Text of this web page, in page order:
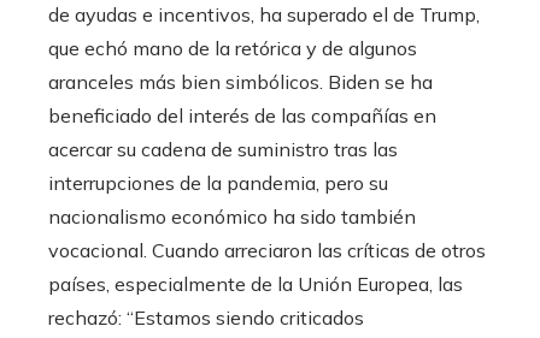
de ayudas e incentivos, ha superado el de Trump,
que echó mano de la retórica y de algunos
aranceles más bien simbólicos. Biden se ha
beneficiado del interés de las compañías en
acercar su cadena de suministro tras las
interrupciones de la pandemia, pero su
nacionalismo económico ha sido también
vocacional. Cuando arreciaron las críticas de otros
países, especialmente de la Unión Europea, las
rechazó: “Estamos siendo criticados